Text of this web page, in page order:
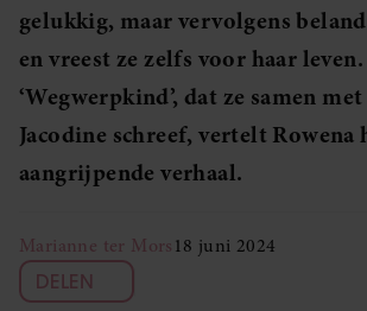
gelukkig, maar vervolgens
en vreest ze zelfs voor haar
‘Wegwerpkind’, dat ze samen
Jacodine schreef, vertelt Rowena
aangrijpende verhaal.
Marianne ter Mors18 juni 2024
DELEN